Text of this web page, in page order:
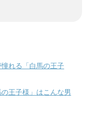
れる「白馬の王子
王子様」はこんな男